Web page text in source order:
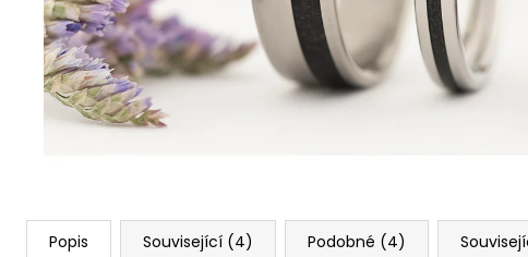
Popis Související (4) Podobné (4)